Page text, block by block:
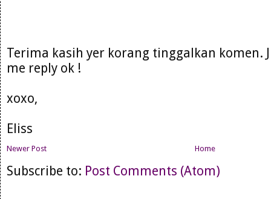
Terima kasih yer korang tinggalkan komen.
me reply ok !
xoxo,
Eliss
Newer Post Home
Subscribe to: Post Comments (Atom)